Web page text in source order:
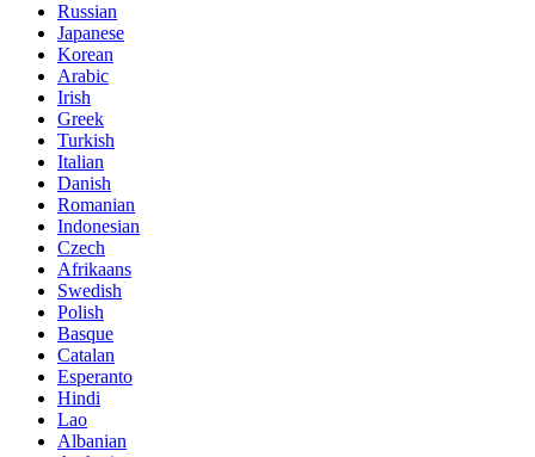
Russian
Japanese
Korean
Arabic
Irish
Greek
Turkish
Italian
Danish
Romanian
Indonesian
Czech
Afrikaans
Swedish
Polish
Basque
Catalan
Esperanto
Hindi
Lao
Albanian